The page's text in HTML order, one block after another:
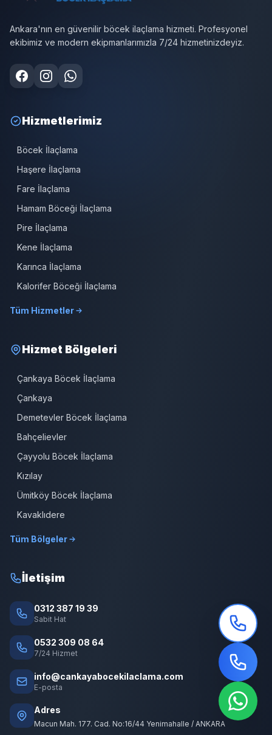
Ankara'nın en güvenilir böcek ilaçlama hizmeti. Profesyonel
ekibimiz ve modern ekipmanlarımızla 7/24 hizmetinizdeyiz.
Hizmetlerimiz
Böcek İlaçlama
Haşere İlaçlama
Fare İlaçlama
Hamam Böceği İlaçlama
Pire İlaçlama
Kene İlaçlama
Karınca İlaçlama
Kalorifer Böceği İlaçlama
Tüm Hizmetler
Hizmet Bölgeleri
Çankaya Böcek İlaçlama
Çankaya
Demetevler Böcek İlaçlama
Bahçelievler
Çayyolu Böcek İlaçlama
Kızılay
Ümitköy Böcek İlaçlama
Kavaklıdere
Tüm Bölgeler
İletişim
0312 387 19 39
Sabit Hat
0532 309 08 64
7/24 Hizmet
info@cankayabocekilaclama.com
E-posta
Adres
Macun Mah. 177. Cad. No:16/44 Yenimahalle / ANKARA